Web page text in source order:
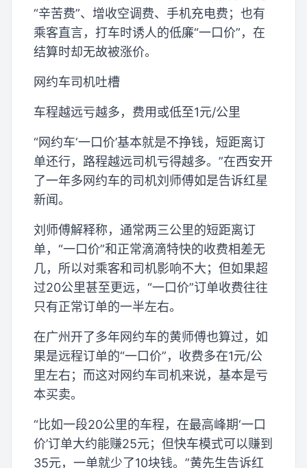
“辛苦费”、增收空调费、手机充电费；也有
乘客直言，打车时诱人的低廉“一口价”，在
结算时却无故被涨价。
网约车司机吐槽
车程越远亏越多，费用或低至1元/公里
“网约车‘一口价’基本就是不挣钱，短距离订
单还行，路程越远司机亏得越多。”在西安开
了一年多网约车的司机刘师傅如是告诉红星
新闻。
刘师傅解释称，通常两三公里的短距离订
单，“一口价”和正常滴滴特快的收费相差无
几，所以对乘客和司机影响不大；但如果超
过20公里甚至更远，“一口价”订单收费往往
只有正常订单的一半左右。
在广州开了多年网约车的黄师傅也算过，如
果是远程订单的“一口价”，收费多在1元/公
里左右；而这对网约车司机来说，基本是亏
本买卖。
“比如一段20公里的车程，在最高峰期‘一口
价’订单大约能赚25元；但快车模式可以赚到
35元，一单就少了10块钱。”黄先生告诉红